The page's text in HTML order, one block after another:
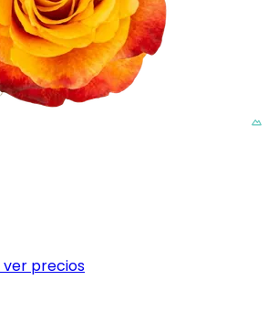
ver precios